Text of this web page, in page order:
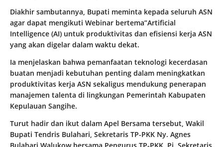
Diakhir sambutannya, Bupati meminta kepada seluruh ASN
agar dapat mengikuti Webinar bertema”Artificial
Intelligence (AI) untuk produktivitas dan efisiensi kerja ASN
yang akan digelar dalam waktu dekat.
Ia menjelaskan bahwa pemanfaatan teknologi kecerdasan
buatan menjadi kebutuhan penting dalam meningkatkan
produktivitas kerja ASN sekaligus mendukung penerapan
manajemen talenta di lingkungan Pemerintah Kabupaten
Kepulauan Sangihe.
Turut hadir dan ikut dalam Apel Bersama tersebut, Wakil
Bupati Tendris Bulahari, Sekretaris TP-PKK Ny. Agnes